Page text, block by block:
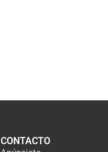
CONTACTO